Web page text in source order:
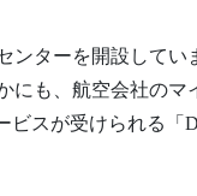
ターを開設してい
も、航空会社の
スが受けられる